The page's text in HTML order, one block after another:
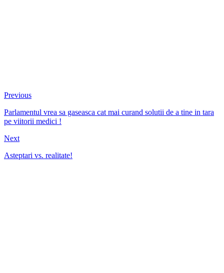
Previous
Parlamentul vrea sa gaseasca cat mai curand solutii de a tine in tara
pe viitorii medici !
Next
Asteptari vs. realitate!